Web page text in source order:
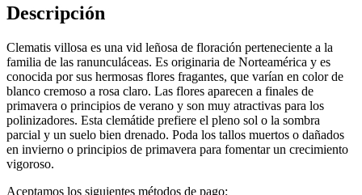
Descripción
Clematis villosa es una vid leñosa de floración perteneciente a la
familia de las ranunculáceas. Es originaria de Norteamérica y es
conocida por sus hermosas flores fragantes, que varían en color de
blanco cremoso a rosa claro. Las flores aparecen a finales de
primavera o principios de verano y son muy atractivas para los
polinizadores. Esta clemátide prefiere el pleno sol o la sombra
parcial y un suelo bien drenado. Poda los tallos muertos o dañados
en invierno o principios de primavera para fomentar un crecimiento
vigoroso.
Aceptamos los siguientes métodos de pago: